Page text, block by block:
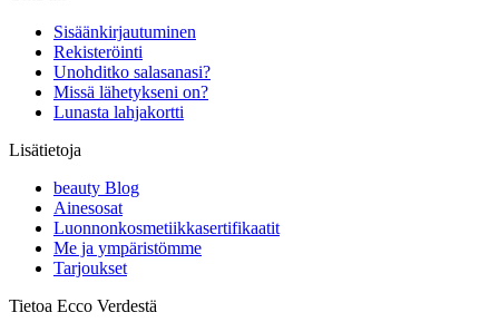
Sisäänkirjautuminen
Rekisteröinti
Unohditko salasanasi?
Missä lähetykseni on?
Lunasta lahjakortti
Lisätietoja
beauty Blog
Ainesosat
Luonnonkosmetiikkasertifikaatit
Me ja ympäristömme
Tarjoukset
Tietoa Ecco Verdestä